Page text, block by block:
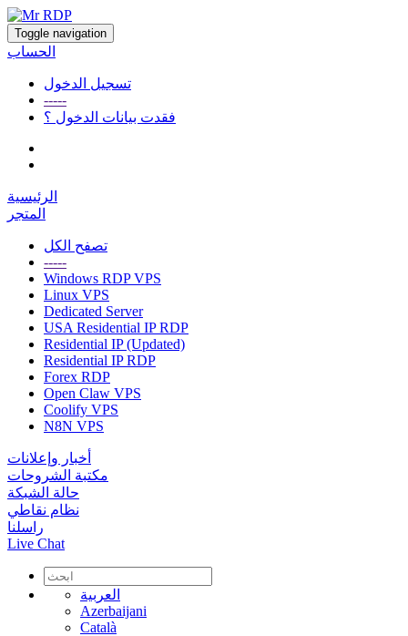
Toggle navigation
الحساب
تسجيل الدخول
-----
فقدت بيانات الدخول ؟
الرئيسية
المتجر
تصفح الكل
-----
Windows RDP VPS
Linux VPS
Dedicated Server
USA Residential IP RDP
Residential IP (Updated)
Residential IP RDP
Forex RDP
Open Claw VPS
Coolify VPS
N8N VPS
أخبار وإعلانات
مكتبة الشروحات
حالة الشبكة
نظام نقاطي
راسلنا
Live Chat
العربية
Azerbaijani
Català